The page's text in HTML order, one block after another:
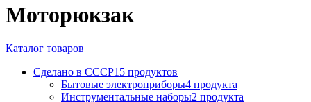
Моторюкзак
Каталог товаров
Сделано в СССР15 продуктов
Бытовые электроприборы4 продукта
Инструментальные наборы2 продукта